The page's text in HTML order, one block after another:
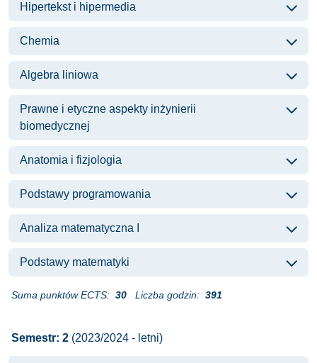
Hipertekst i hipermedia
Chemia
Algebra liniowa
Prawne i etyczne aspekty inżynierii
biomedycznej
Anatomia i fizjologia
Podstawy programowania
Analiza matematyczna I
Podstawy matematyki
Suma punktów ECTS: 30 Liczba godzin: 391
Semestr: 2 (2023/2024 - letni)